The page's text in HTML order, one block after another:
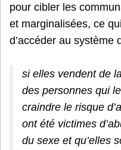
pour cibler les
et marginalisées, ce
d’accéder au système
si elles vendent de
des personnes qui
craindre le risque
ont été victimes
du sexe et qu’elles